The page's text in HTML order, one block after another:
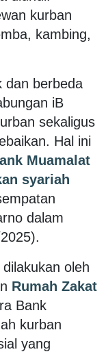
kurban
kambing,
dan berbeda
iB
sekaligus
Hal ini
Muamalat
syariah
dalam
oleh
Rumah Zakat
Bank
kurban
yang